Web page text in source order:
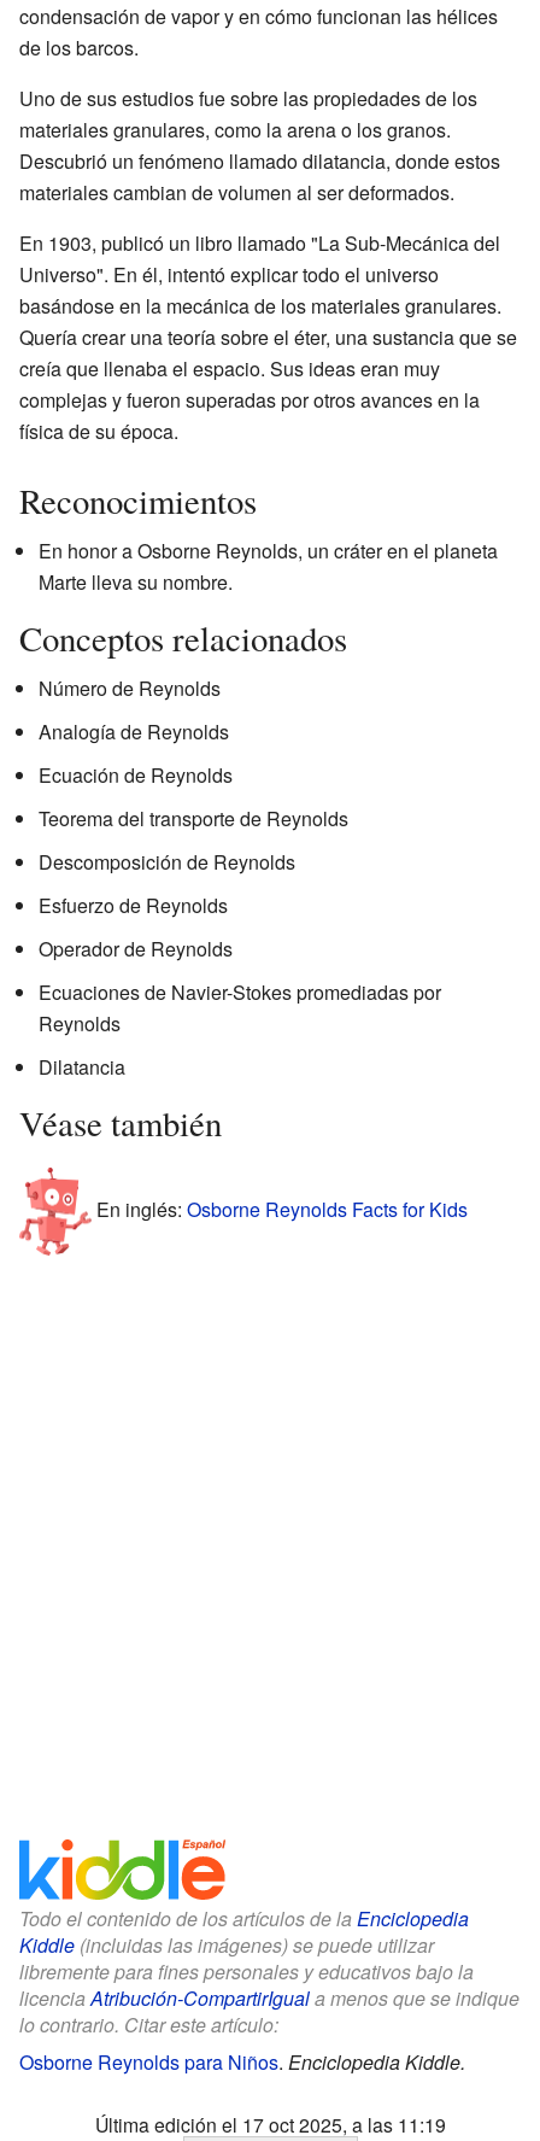
condensación de vapor y en cómo funcionan las hélices
de los barcos.
Uno de sus estudios fue sobre las propiedades de los
materiales granulares, como la arena o los granos.
Descubrió un fenómeno llamado dilatancia, donde estos
materiales cambian de volumen al ser deformados.
En 1903, publicó un libro llamado "La Sub-Mecánica del
Universo". En él, intentó explicar todo el universo
basándose en la mecánica de los materiales granulares.
Quería crear una teoría sobre el éter, una sustancia que se
creía que llenaba el espacio. Sus ideas eran muy
complejas y fueron superadas por otros avances en la
física de su época.
Reconocimientos
En honor a Osborne Reynolds, un cráter en el planeta
Marte lleva su nombre.
Conceptos relacionados
Número de Reynolds
Analogía de Reynolds
Ecuación de Reynolds
Teorema del transporte de Reynolds
Descomposición de Reynolds
Esfuerzo de Reynolds
Operador de Reynolds
Ecuaciones de Navier-Stokes promediadas por
Reynolds
Dilatancia
Véase también
En inglés: Osborne Reynolds Facts for Kids
Todo el contenido de los artículos de la Enciclopedia
Kiddle (incluidas las imágenes) se puede utilizar
libremente para fines personales y educativos bajo la
licencia Atribución-CompartirIguala menos que se indique
lo contrario. Citar este artículo:
Osborne Reynolds para Niños. Enciclopedia Kiddle.
Última edición el 17 oct 2025, a las 11:19